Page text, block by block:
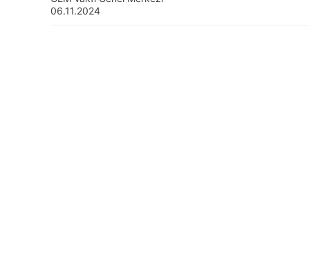
06.11.2024